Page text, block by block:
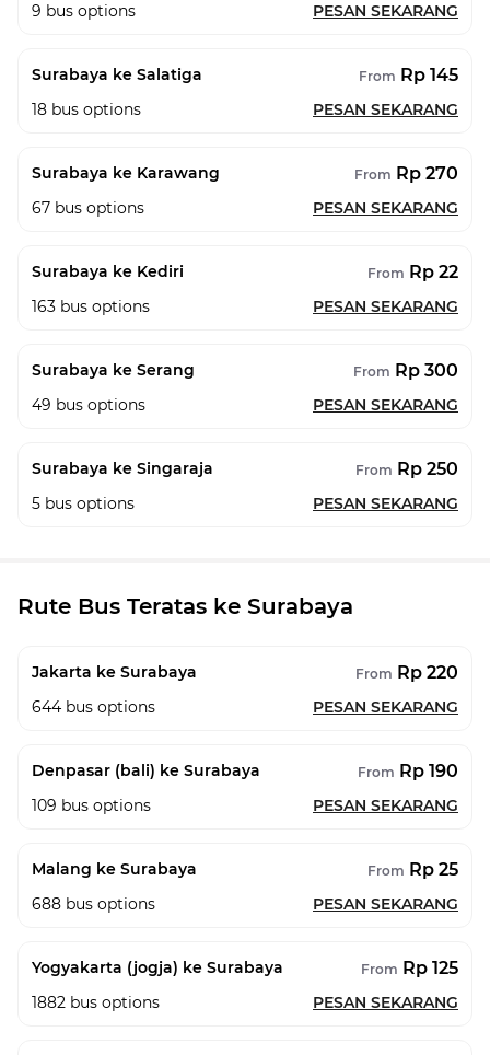
9 bus options PESAN SEKARANG
Surabaya ke Salatiga From Rp 145
18 bus options PESAN SEKARANG
Surabaya ke Karawang From Rp 270
67 bus options PESAN SEKARANG
Surabaya ke Kediri From Rp 22
163 bus options PESAN SEKARANG
Surabaya ke Serang From Rp 300
49 bus options PESAN SEKARANG
Surabaya ke Singaraja From Rp 250
5 bus options PESAN SEKARANG
Rute Bus Teratas ke Surabaya
Jakarta ke Surabaya From Rp 220
644 bus options PESAN SEKARANG
Denpasar (bali) ke Surabaya From Rp 190
109 bus options PESAN SEKARANG
Malang ke Surabaya From Rp 25
688 bus options PESAN SEKARANG
Yogyakarta (jogja) ke Surabaya From Rp 125
1882 bus options PESAN SEKARANG